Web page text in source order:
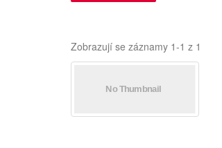
Zobrazují se záznamy 1-1 z 1